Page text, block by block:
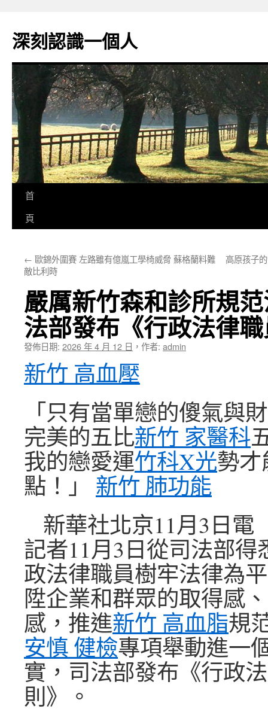
主
要
深刻認識一個人
首
頁
← 歐錦外圍賽 左路雖有億嵐工學椅威脅 蘇格蘭料難
敵比利時
高原孩子
嚴厲新竹森和診所規
法部發布《行政法律
發佈日期: 2026 年 4 月 12 日 ， 作者: admin
新竹 高血壓
「只有當單戀的傻氣與
完美的五比新竹 家醫科
我的戀愛運竹科X光勢
點！」 新竹 肺功能
新華社北京11月3日電
記者11月3日從司法部得
政法律職員樹牢法律為
陞企業和群眾的取得感
感，推進新竹 高血脂規
安慎 健檢專項舉動進一
實，司法部發布《行政
則》。